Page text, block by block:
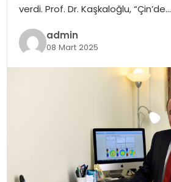
SOSYAL HABER
verdi. Prof. Dr. Kaşkaloğlu, “Çin’de…
admin
08 Mart 2025